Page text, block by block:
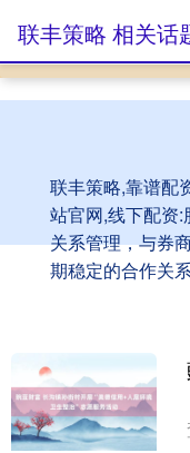
联丰策略,靠谱配
站官网,线下配资
关系管理，与券
期稳定的合作关
联丰策略 相关话